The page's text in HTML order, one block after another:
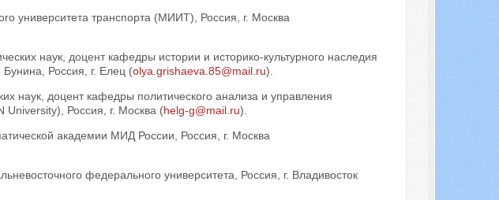
университета транспорта (МИИТ), Россия, г. Москва
наук, доцент кафедры истории и историко-культурного наследия
Бунина, Россия, г. Елец (olya.grishaeva.85@mail.ru).
наук, доцент кафедры политического анализа и управления
University), Россия, г. Москва (helg-g@mail.ru).
академии МИД России, Россия, г. Москва
федерального университета, Россия, г. Владивосток